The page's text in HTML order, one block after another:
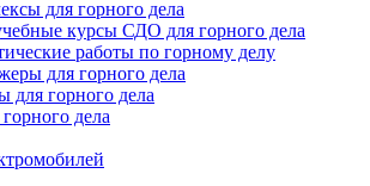
для горного дела
курсы СДО для горного дела
работы по горному делу
для горного дела
для горного дела
дела